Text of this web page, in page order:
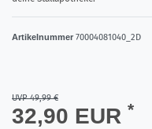
Artikelnummer 70004081040_2D
UVP 49,99 €
32,90 EUR *